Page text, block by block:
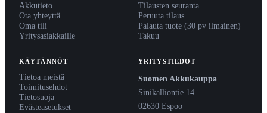
Akkutieto
Ota yhteyttä
Oma tili
Yritysasiakkaille
Tilausten seuranta
Peruuta tilaus
Palauta tuote (30 pv ilmainen)
Takuu
KÄYTÄNNÖT
Tietoa meistä
Toimitusehdot
Tietosuoja
Evästeasetukset
YRITYSTIEDOT
Suomen Akkukauppa
Sinikalliontie 14
02630 Espoo